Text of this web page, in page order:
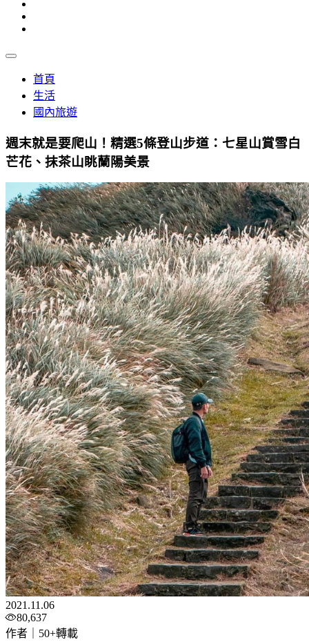
首頁
生活
國內旅遊
週末就是要爬山！精選5條登山步道：七星山賞雪白
芒花、抹茶山眺蘭陽美景
2021.11.06
80,637
作者｜50+轉載